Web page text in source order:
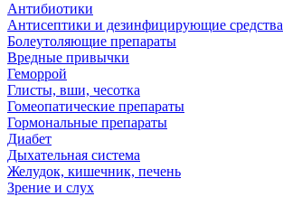
Антибиотики
Антисептики и дезинфицирующие средства
Болеутоляющие препараты
Вредные привычки
Геморрой
Глисты, вши, чесотка
Гомеопатические препараты
Гормональные препараты
Диабет
Дыхательная система
Желудок, кишечник, печень
Зрение и слух